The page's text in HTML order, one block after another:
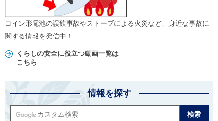
コイン形電池の誤飲事故やストーブによる火災など、身近な事故に
関する情報を発信中！
くらしの安全に役立つ動画一覧は
こちら
情報を探す